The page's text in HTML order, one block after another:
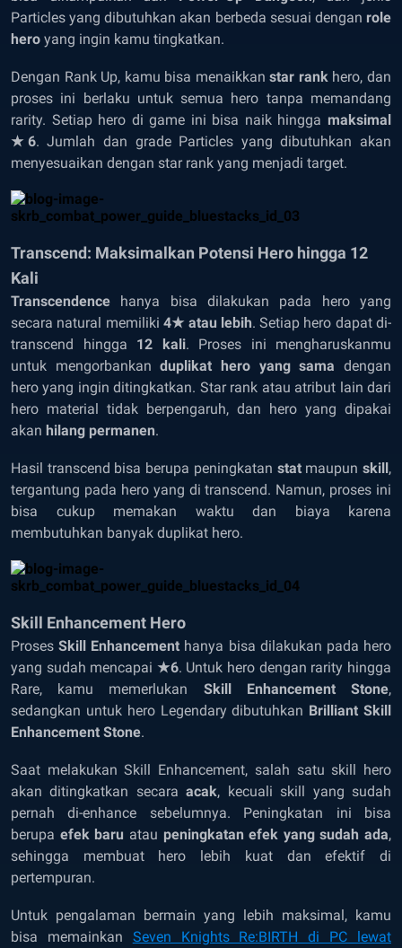
Particles yang dibutuhkan akan berbeda sesuai dengan role
hero yang ingin kamu tingkatkan.
Dengan Rank Up, kamu bisa menaikkanstar rankhero, dan
proses ini berlaku untuk semua hero tanpa memandang
rarity. Setiap hero di game ini bisa naik hingga maksimal
★6. Jumlah dan grade Particles yang dibutuhkan akan
menyesuaikan dengan star rank yang menjadi target.
Transcend: Maksimalkan Potensi Hero hingga 12
Kali
Transcendence hanya bisa dilakukan pada hero yang
secara natural memiliki 4★ atau lebih. Setiap hero dapat di-
transcend hingga 12 kali. Proses ini mengharuskanmu
untuk mengorbankanduplikat hero yang sama dengan
hero yang ingin ditingkatkan. Star rank atau atribut lain dari
hero material tidak berpengaruh, dan hero yang dipakai
akan hilang permanen.
Hasil transcend bisa berupa peningkatan statmaupunskill,
tergantung pada hero yang di transcend. Namun, proses ini
bisa cukup memakan waktu dan biaya karena
membutuhkan banyak duplikat hero.
Skill Enhancement Hero
ProsesSkill Enhancement hanya bisa dilakukan pada hero
yang sudah mencapai ★6. Untuk hero dengan rarity hingga
Rare, kamu memerlukan Skill Enhancement Stone,
sedangkan untuk hero Legendary dibutuhkan Brilliant Skill
Enhancement Stone.
Saat melakukan Skill Enhancement, salah satu skill hero
akan ditingkatkan secaraacak, kecuali skill yang sudah
pernah di-enhance sebelumnya. Peningkatan ini bisa
berupa efek baru atau peningkatan efek yang sudah ada,
sehingga membuat hero lebih kuat dan efektif di
pertempuran.
Untuk pengalaman bermain yang lebih maksimal, kamu
bisa memainkan Seven Knights Re:BIRTH di PC lewat